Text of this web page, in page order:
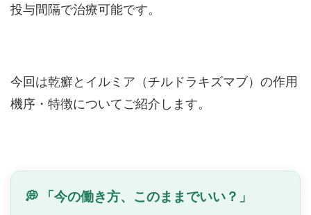
投与間隔で治療可能です。
今回は乾癬とイルミア（チルドラキズマブ）の作用
機序・特徴についてご紹介します。
💭 「今の働き方、このままでいい？」